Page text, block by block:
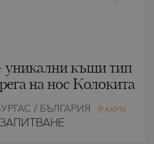
уникални къщи тип
на нос Колокита
/ БЪЛГАРИЯ КАРТА